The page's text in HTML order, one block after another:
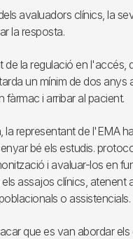
avaluadors clínics, la
la resposta.
de la regulació en l'accés,
un mínim de dos anys
fàrmac i arribar al pacient.
la representant de l'EMA
bé els estudis.
i avaluar-los en
assajos clínics, atenent
o assistencials.
que es van abordar